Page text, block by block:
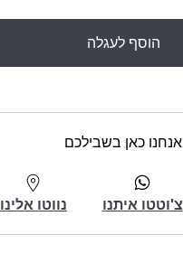
הוסף לעגלה
אנחנו כאן בשבילכם
צ'וטטו איתנו נווטו אלינו